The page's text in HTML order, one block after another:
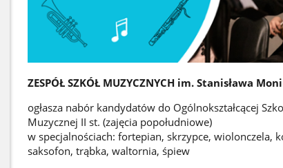
ZESPÓŁ SZKÓŁ MUZYCZNYCH im. Stanisława
ogłasza nabór kandydatów do Ogólnokształcącej
Muzycznej II st. (zajęcia popołudniowe)
w specjalnościach: fortepian, skrzypce, wiolonczela,
saksofon, trąbka, waltornia, śpiew